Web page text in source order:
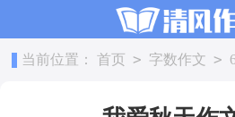
当前位置： 首页 > 字数作文 >